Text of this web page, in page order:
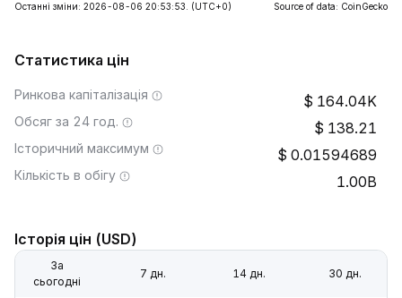
Останні зміни: 2026-08-06 20:53:53. (UTC+0) Source of data: CoinGecko
Статистика цін
Ринкова капіталізація 164.04K
Обсяг за 24 год. 138.21
Історичний максимум 0.01594689
Кількість в обігу 1.00B
Історія цін (USD)
За
сьогодні
7 дн. 14 дн. 30 дн.